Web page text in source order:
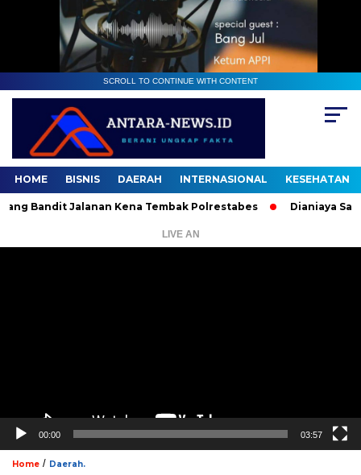
SCROLL TO CONTINUE WITH CONTENT
HOME BISNIS DAERAH INTERNASIONAL KESEHATAN
Jalanan Kena Tembak Polrestabes Dianiaya Saat
LIVE AN
00:00 03:57
Home / Daerah.